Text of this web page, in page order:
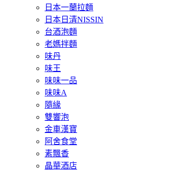
日本一蘭拉麵
日本日清NISSIN
台酒泡麵
老媽拌麵
味丹
味王
味味一品
味味A
隨緣
雙響泡
金車漢寶
阿舍食堂
素飄香
晶華酒店